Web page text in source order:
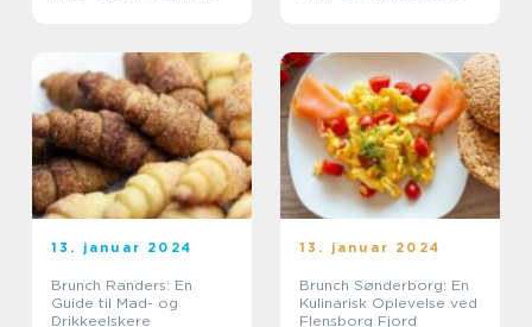
13. januar 2024
Brunch Randers: En
Guide til Mad- og
Drikkeelskere
13. januar 2024
Brunch Sønderborg: En
Kulinarisk Oplevelse ved
Flensborg Fjord